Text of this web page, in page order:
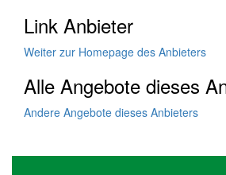
Link Anbieter
Weiter zur Homepage des Anbieters
Alle Angebote dieses
Andere Angebote dieses Anbieters